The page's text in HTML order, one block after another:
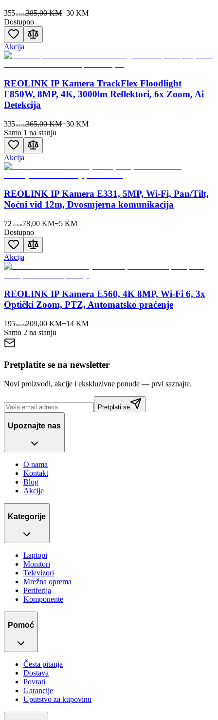
355 00KM385,00 KM−30 KM
Dostupno
Akcija
REOLINK IP Kamera TrackFlex Floodlight
F850W, 8MP, 4K, 3000lm Reflektori, 6x Zoom, Ai
Detekcija
335 00KM365,00 KM−30 KM
Samo 1 na stanju
Akcija
REOLINK IP Kamera E331, 5MP, Wi-Fi, Pan/Tilt,
Noćni vid 12m, Dvosmjerna komunikacija
72 90KM78,00 KM−5KM
Dostupno
Akcija
REOLINK IP Kamera E560, 4K 8MP, Wi-Fi 6, 3x
Optički Zoom, PTZ, Automatsko praćenje
195 00KM209,00 KM−14 KM
Samo 2 na stanju
Pretplatite se na newsletter
Novi proizvodi, akcije i ekskluzivne ponude — prvi saznajte.
Pretplati se
Upoznajte nas
O nama
Kontakt
Blog
Akcije
Kategorije
Laptopi
Monitori
Televizori
Mrežna oprema
Periferija
Komponente
Pomoć
Česta pitanja
Dostava
Povrati
Garancije
Uputstvo za kupovinu